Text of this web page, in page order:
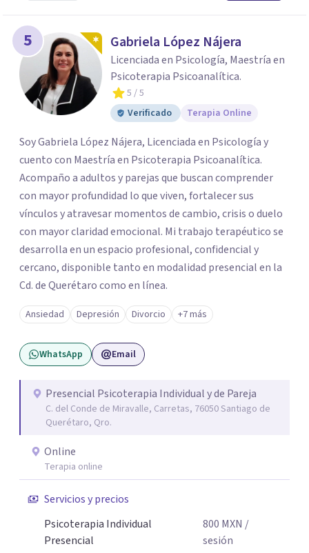
5 Gabriela López Nájera
Licenciada en Psicología, Maestría en
Psicoterapia Psicoanalítica.
5 / 5
Verificado
Terapia Online
Soy Gabriela López Nájera, Licenciada en Psicología y
cuento con Maestría en Psicoterapia Psicoanalítica.
Acompaño a adultos y parejas que buscan comprender
con mayor profundidad lo que viven, fortalecer sus
vínculos y atravesar momentos de cambio, crisis o duelo
con mayor claridad emocional. Mi trabajo terapéutico se
desarrolla en un espacio profesional, confidencial y
cercano, disponible tanto en modalidad presencial en la
Cd. de Querétaro como en línea.
Ansiedad Depresión Divorcio +7 más
WhatsApp Email
Presencial Psicoterapia Individual y de Pareja
C. del Conde de Miravalle, Carretas, 76050 Santiago de
Querétaro, Qro.
Online
Terapia online
Servicios y precios
Psicoterapia Individual
Presencial
800 MXN /
sesión